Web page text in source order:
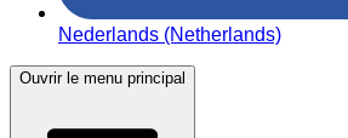
Nederlands (Netherlands)
Ouvrir le menu principal